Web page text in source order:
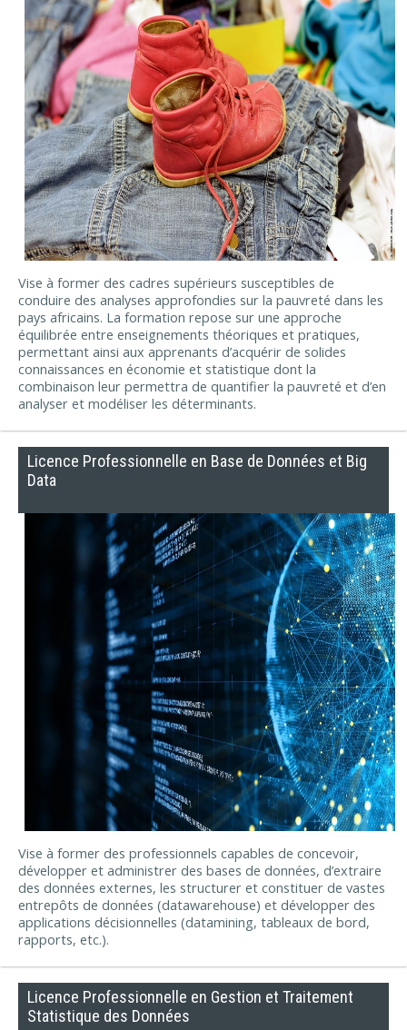
Vise à former des cadres supérieurs susceptibles de
conduire des analyses approfondies sur la pauvreté dans les
pays africains. La formation repose sur une approche
équilibrée entre enseignements théoriques et pratiques,
permettant ainsi aux apprenants d’acquérir de solides
connaissances en économie et statistique dont la
combinaison leur permettra de quantifier la pauvreté et d’en
analyser et modéliser les déterminants.
Licence Professionnelle en Base de Données et Big
Data
Vise à former des professionnels capables de concevoir,
développer et administrer des bases de données, d’extraire
des données externes, les structurer et constituer de vastes
entrepôts de données (datawarehouse) et développer des
applications décisionnelles (datamining, tableaux de bord,
rapports, etc.).
Licence Professionnelle en Gestion et Traitement
Statistique des Données